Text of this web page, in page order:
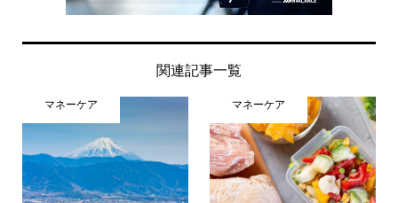
関連記事一覧
マネーケア マネーケア